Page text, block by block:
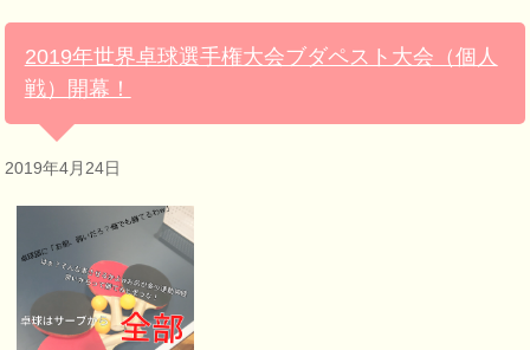
2019年世界卓球選手権大会ブダペスト大会（個人
戦）開幕！
2019年4月24日